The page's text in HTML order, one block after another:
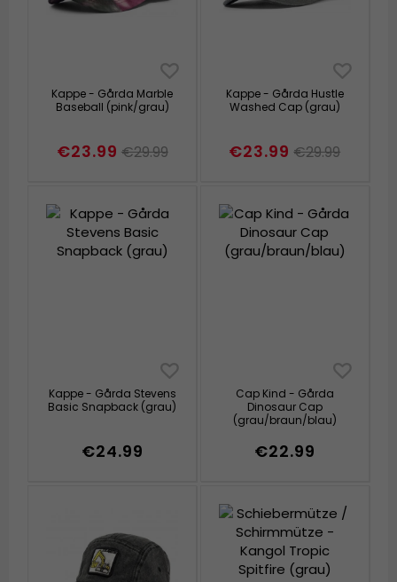
Kappe - Gårda Marble
Baseball (pink/grau)
€23.99 €29.99
Kappe - Gårda Hustle
Washed Cap (grau)
€23.99 €29.99
Kappe - Gårda Stevens
Basic Snapback (grau)
€24.99
Cap Kind - Gårda
Dinosaur Cap
(grau/braun/blau)
€22.99